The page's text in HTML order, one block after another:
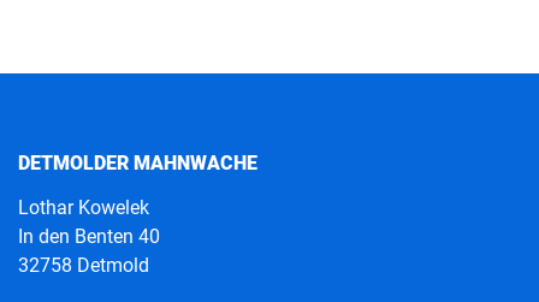
DETMOLDER MAHNWACHE
Lothar Kowelek
In den Benten 40
32758 Detmold